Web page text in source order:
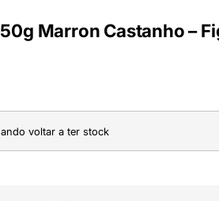
Marron Castanho –
voltar a ter stock